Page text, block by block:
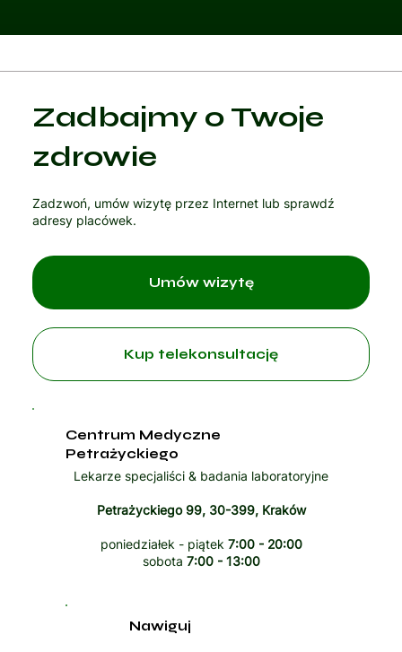
Zadbajmy o Twoje
zdrowie
Zadzwoń, umów wizytę przez Internet lub sprawdź
adresy placówek.
Kup telekonsultację
Centrum Medyczne
Petrażyckiego
Lekarze specjaliści & badania laboratoryjne
Petrażyckiego 99, 30-399, Kraków
poniedziałek - piątek 7:00 - 20:00
sobota 7:00 - 13:00
Nawiguj
Umów wizytę